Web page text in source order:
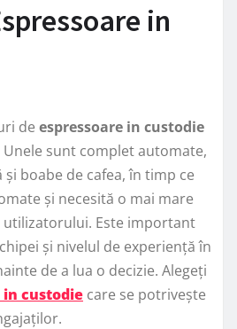
in
de espressoare in custodie
sunt complet automate,
boabe de cafea, în timp ce
și necesită o mai mare
Este important
și nivelul de experiență în
de a lua o decizie. Alegeți
custodie care se potrivește